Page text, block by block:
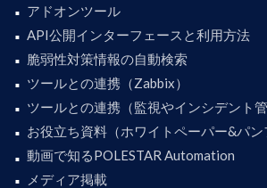
アドオンツール
API公開インターフェースと利用方法
脆弱性対策情報の自動検索
ツールとの連携（Zabbix）
ツールとの連携（監視やインシデント管
お役立ち資料（ホワイトペーパー&パン
動画で知るPOLESTAR Automation
メディア掲載